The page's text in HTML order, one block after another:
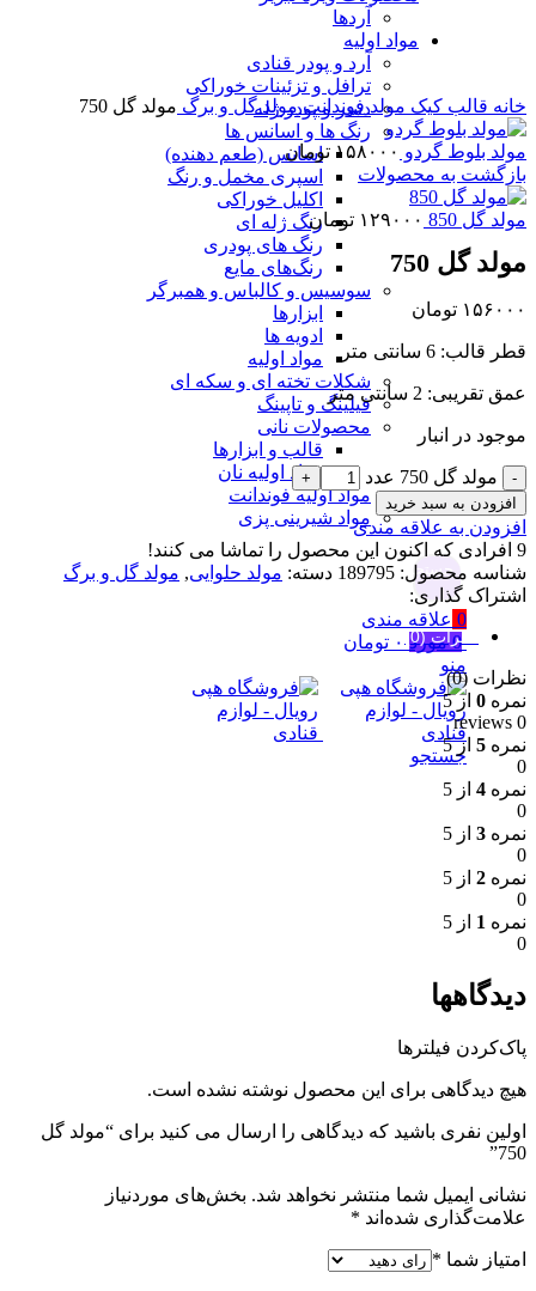
آردها
مواد اولیه
آرد و پودر قنادی
ترافل و تزئینات خوراکی
دسر و پودر ژله
رنگ ها و اسانس ها
اسانس (طعم دهنده)
اسپری مخمل و رنگ
اکلیل خوراکی
رنگ ژله ای
رنگ های پودری
رنگ‌های مایع
سوسیس و کالباس و همبرگر
ابزارها
ادویه ها
مواد اولیه
شکلات تخته ای و سکه ای
فیلینگ و تاپینگ
محصولات نانی
قالب و ابزارها
مواد اولیه نان
مواد اولیه فوندانت
مواد شیرینی پزی
جستجو
0 علاقه مندی
0 مورد ۰ تومان
منو
جستجو
برای بزرگنمایی کلیک کنید
خانه قالب کیک مولد فوندانتمولد گل و برگ مولد گل 750
مولد بلوط گردو ۱۵۸۰۰۰ تومان
بازگشت به محصولات
مولد گل 850 ۱۲۹۰۰۰ تومان
مولد گل 750
۱۵۶۰۰۰ تومان
قطر قالب: 6 سانتی متر
عمق تقریبی: 2 سانتی متر
موجود در انبار
مولد گل 750 عدد
افزودن به سبد خرید
افزودن به علاقه مندی
9 افرادی که اکنون این محصول را تماشا می کنند!
شناسه محصول: 189795 دسته: مولد حلوایی, مولد گل و برگ
اشتراک گذاری:
نظرات (0)
نظرات (0)
نمره 0 از 5
0 reviews
نمره 5 از 5
0
نمره 4 از 5
0
نمره 3 از 5
0
نمره 2 از 5
0
نمره 1 از 5
0
دیدگاهها
پاک‌کردن فیلترها
هیچ دیدگاهی برای این محصول نوشته نشده است.
اولین نفری باشید که دیدگاهی را ارسال می کنید برای “مولد گل
750”
نشانی ایمیل شما منتشر نخواهد شد. بخش‌های موردنیاز
علامت‌گذاری شده‌اند *
امتیاز شما *